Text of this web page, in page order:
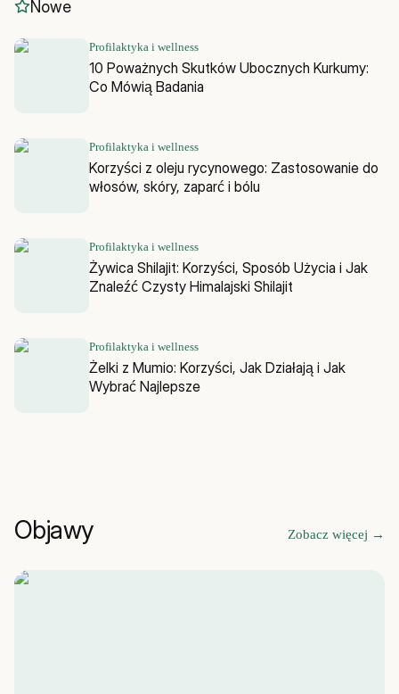
Nowe
Profilaktyka i wellness
10 Poważnych Skutków Ubocznych Kurkumy:
Co Mówią Badania
Profilaktyka i wellness
Korzyści z oleju rycynowego: Zastosowanie do
włosów, skóry, zaparć i bólu
Profilaktyka i wellness
Żywica Shilajit: Korzyści, Sposób Użycia i Jak
Znaleźć Czysty Himalajski Shilajit
Profilaktyka i wellness
Żelki z Mumio: Korzyści, Jak Działają i Jak
Wybrać Najlepsze
Objawy Zobacz więcej →